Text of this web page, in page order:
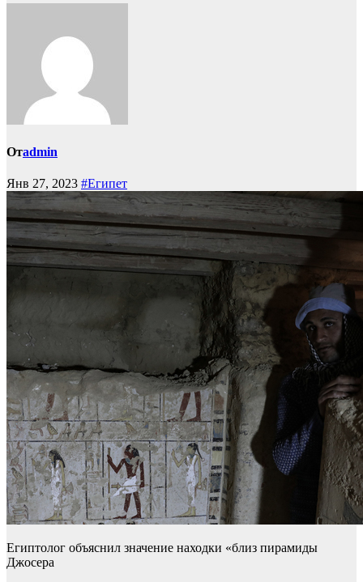
Отadmin
Янв 27, 2023 #Египет
Египтолог объяснил значение находки «близ пирамиды
Джосера